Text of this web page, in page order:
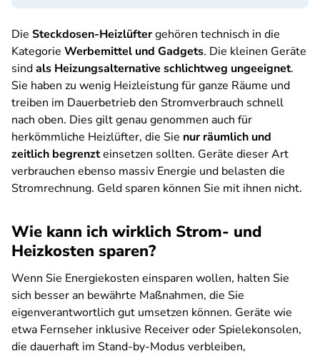
Die Steckdosen-Heizlüftergehören technisch in die
Kategorie Werbemittel und Gadgets. Die kleinen Geräte
sindals Heizungsalternative schlichtweg ungeeignet.
Sie haben zu wenig Heizleistung für ganze Räume und
treiben im Dauerbetrieb den Stromverbrauch schnell
nach oben. Dies gilt genau genommen auch für
herkömmliche Heizlüfter, die Sie nur räumlich und
zeitlich begrenzteinsetzen sollten. Geräte dieser Art
verbrauchen ebenso massiv Energie und belasten die
Stromrechnung. Geld sparen können Sie mit ihnen nicht.
Wie kann ich wirklich Strom- und
Heizkosten sparen?
Wenn Sie Energiekosten einsparen wollen, halten Sie
sich besser an bewährte Maßnahmen, die Sie
eigenverantwortlich gut umsetzen können. Geräte wie
etwa Fernseher inklusive Receiver oder Spielekonsolen,
die dauerhaft im Stand-by-Modus verbleiben,